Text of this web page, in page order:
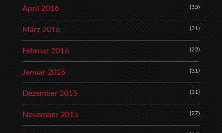
April 2016 (35)
März 2016 (31)
Februar 2016 (22)
Januar 2016 (31)
Dezember 2015 (11)
November 2015 (27)